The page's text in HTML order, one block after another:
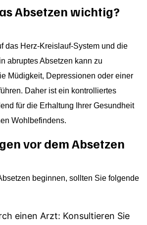
Absetzen wichtig?
das Herz-Kreislauf-System und die
abruptes Absetzen kann zu
Müdigkeit, Depressionen oder einer
Daher ist ein kontrolliertes
für die Erhaltung Ihrer Gesundheit
Wohlbefindens.
vor dem Absetzen
beginnen, sollten Sie folgende
einen Arzt: Konsultieren Sie